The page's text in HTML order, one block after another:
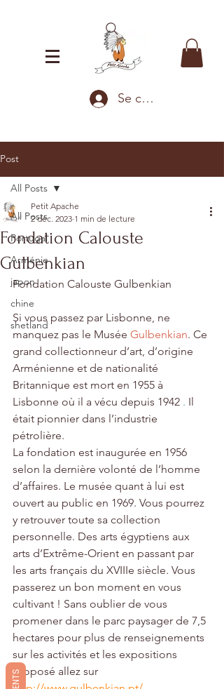
Se connecter
Post
All Posts
Portugal
Arménie
japon
chine
shetland
All Posts
Fondation Calouste
Gulbenkian
Petit Apache
2 déc. 2023 1 min de lecture
Fondation Calouste Gulbenkian
Si vous passez par Lisbonne, ne
manquez pas le Musée Gulbenkian. Ce
grand collectionneur d’art, d’origine
Arménienne et de nationalité
Britannique est mort en 1955 à
Lisbonne où il a vécu depuis 1942 . Il
était pionnier dans l’industrie
pétrolière.
La fondation est inaugurée en 1956
selon la dernière volonté de l’homme
d’affaires. Le musée quant à lui est
ouvert au public en 1969. Vous pourrez
y retrouver toute sa collection
personnelle. Des arts égyptiens aux
arts d’Extrême-Orient en passant par
les arts français du XVIIIe siècle. Vous
passerez un bon moment en vous
cultivant ! Sans oublier de vous
promener dans le parc paysager de 7,5
hectares pour plus de renseignements
sur les activités et les expositions
proposé allez sur